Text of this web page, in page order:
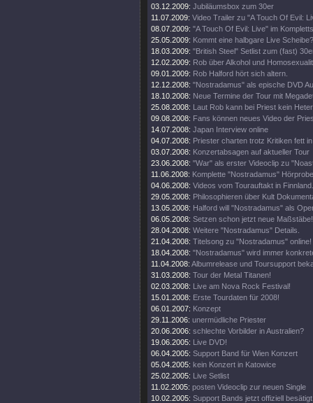
03.12.2009: Jubiläumsbox zum 30er
11.07.2009: Video Trailer zu "A Touch Of Evil:
08.07.2009: "A Touch Of Evil: Live" im
25.05.2009: Kommt eine halbgare Live Scheibe?
18.03.2009: "British Steel" Setlist zum (fast)
12.02.2009: Rob über Alkohol und
09.01.2009: Rob Halford hört sich altern.
12.12.2008: "Nostradamus" als epische DVD
18.10.2008: Neue Termine der Tour mit
25.08.2008: Laut Rob kann bei Priest kein
09.08.2008: Fans können neues Video der
14.07.2008: Japan Interview online
04.07.2008: Priester charten trotz Kritiken fett
03.07.2008: Konzertabsagen auf aktueller Tour
23.06.2008: "War" als erster Videoclip zu
11.06.2008: Komplette "Nostradamus"
04.06.2008: Videos vom Tourauftakt in Finnland.
29.05.2008: Philosophieren über Kult
13.05.2008: Halford will "Nostradamus" als
06.05.2008: Setzen schon jetzt neue Maßstäbe!
28.04.2008: Weitere "Nostradamus" Details.
21.04.2008: Titelsong zu "Nostradamus" online!
18.04.2008: "Nostradamus" wird immer
11.04.2008: Albumrelease und Toursupport
31.03.2008: Tour der Metal Titanen!
02.03.2008: Live am Nova Rock Festival!
15.01.2008: Erste Tourdaten für 2008!
06.01.2007: Konzept
29.11.2006: unermüdliche Priester
20.06.2006: schlechte Vorbilder in Australien?
19.06.2005: Live DVD!
06.04.2005: Support Band für Wien Konzert
05.04.2005: kein Konzert in Katowice
25.02.2005: Live Setlist
11.02.2005: posten Videoclip zur neuen Single
10.02.2005: Support Bands jetzt offiziell besätigt